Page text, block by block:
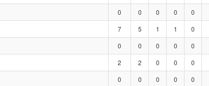
0 0 0 0 0
7 5 1 1 0
0 0 0 0 0
2 2 0 0 0
0 0 0 0 0